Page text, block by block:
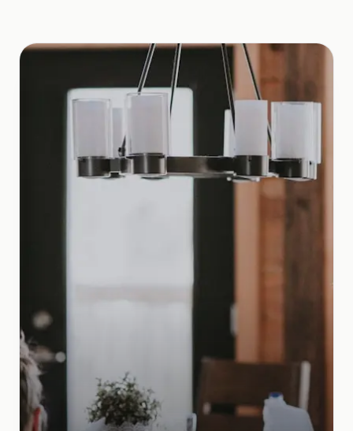
Fehlalarme oder Ausfälle verursachen Kosten,
Ursachen bleiben unklar
Bisherige Digital- oder KI-Projekte liefern wenig